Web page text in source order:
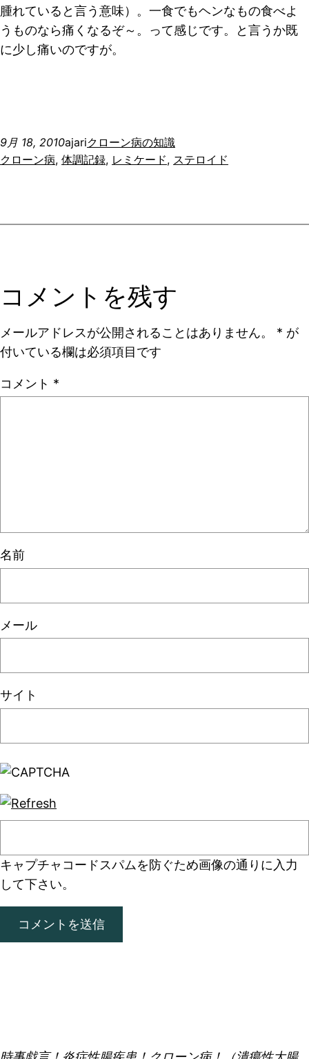
腫れていると言う意味）。一食でもヘンなもの食べよ
うものなら痛くなるぞ～。って感じです。と言うか既
に少し痛いのですが。
9月 18, 2010ajariクローン病の知識
クローン病, 体調記録, レミケード, ステロイド
コメントを残す
メールアドレスが公開されることはありません。 * が
付いている欄は必須項目です
コメント *
名前
メール
サイト
キャプチャコード スパムを防ぐため画像の通りに入力
して下さい。